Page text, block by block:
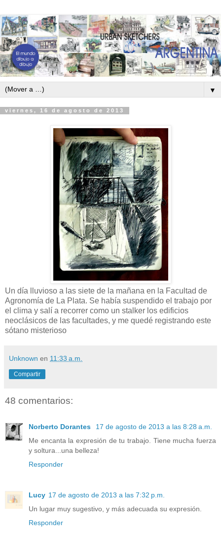
▼
viernes, 16 de agosto de 2013
Un día lluvioso a las siete de la mañana en la Facultad de
Agronomía de La Plata. Se había suspendido el trabajo por
el clima y salí a recorrer como un stalker los edificios
neoclásicos de las facultades, y me quedé registrando este
sótano misterioso
Unknown en 11:33 a.m.
Compartir
48 comentarios:
Norberto Dorantes
17 de agosto de 2013 a las 8:28 a.m.
Me encanta la expresión de tu trabajo. Tiene mucha fuerza
y soltura...una belleza!
Responder
Lucy 17 de agosto de 2013 a las 7:32 p.m.
Un lugar muy sugestivo, y más adecuada su expresión.
Responder